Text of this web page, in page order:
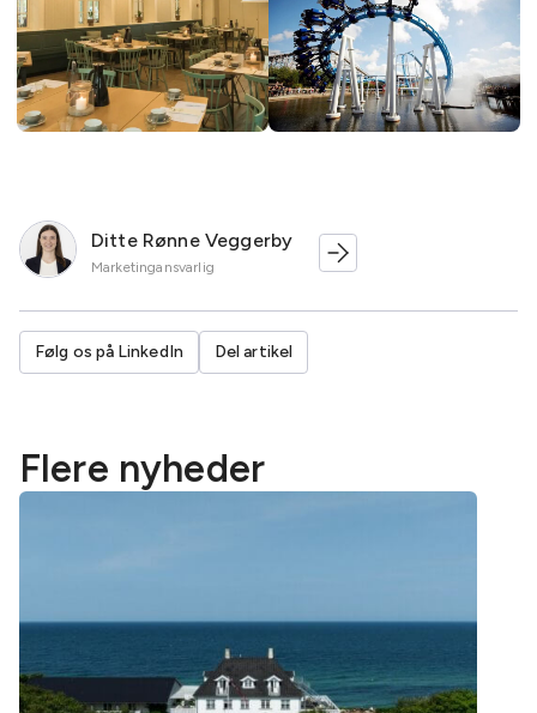
Ditte Rønne Veggerby
Marketingansvarlig
Følg os på LinkedIn Del artikel
Flere nyheder